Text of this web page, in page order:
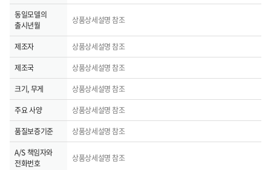
동일모델의
출시년월
상품상세설명 참조
제조자
상품상세설명 참조
제조국
상품상세설명 참조
크기, 무게
상품상세설명 참조
주요 사양
상품상세설명 참조
품질보증기준
상품상세설명 참조
A/S 책임자와
전화번호
상품상세설명 참조